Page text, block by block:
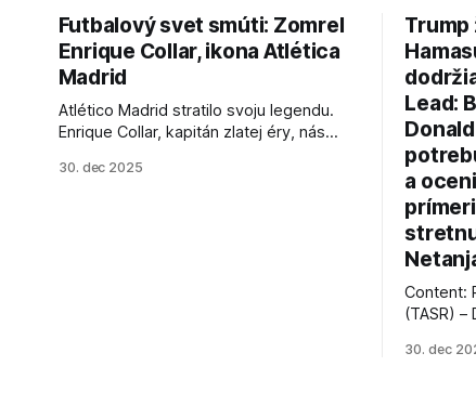
Futbalový svet smúti: Zomrel
Enrique Collar, ikona Atlética
Madrid
Atlético Madrid stratilo svoju legendu.
Enrique Collar, kapitán zlatej éry, nás
jeho úspechy a odkaz.
30. dec 2025
Trump
Lead:
a
Content:
(TASR)
vyhlásil,
30. dec